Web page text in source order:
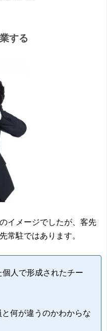
する
イメージでしたが、客先
常駐ではあります。
人で形成されたチー
何が違うのかわからな